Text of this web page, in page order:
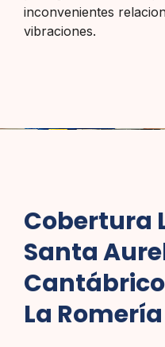
inconvenientes
vibraciones.
Cobertura
Santa
La Romería